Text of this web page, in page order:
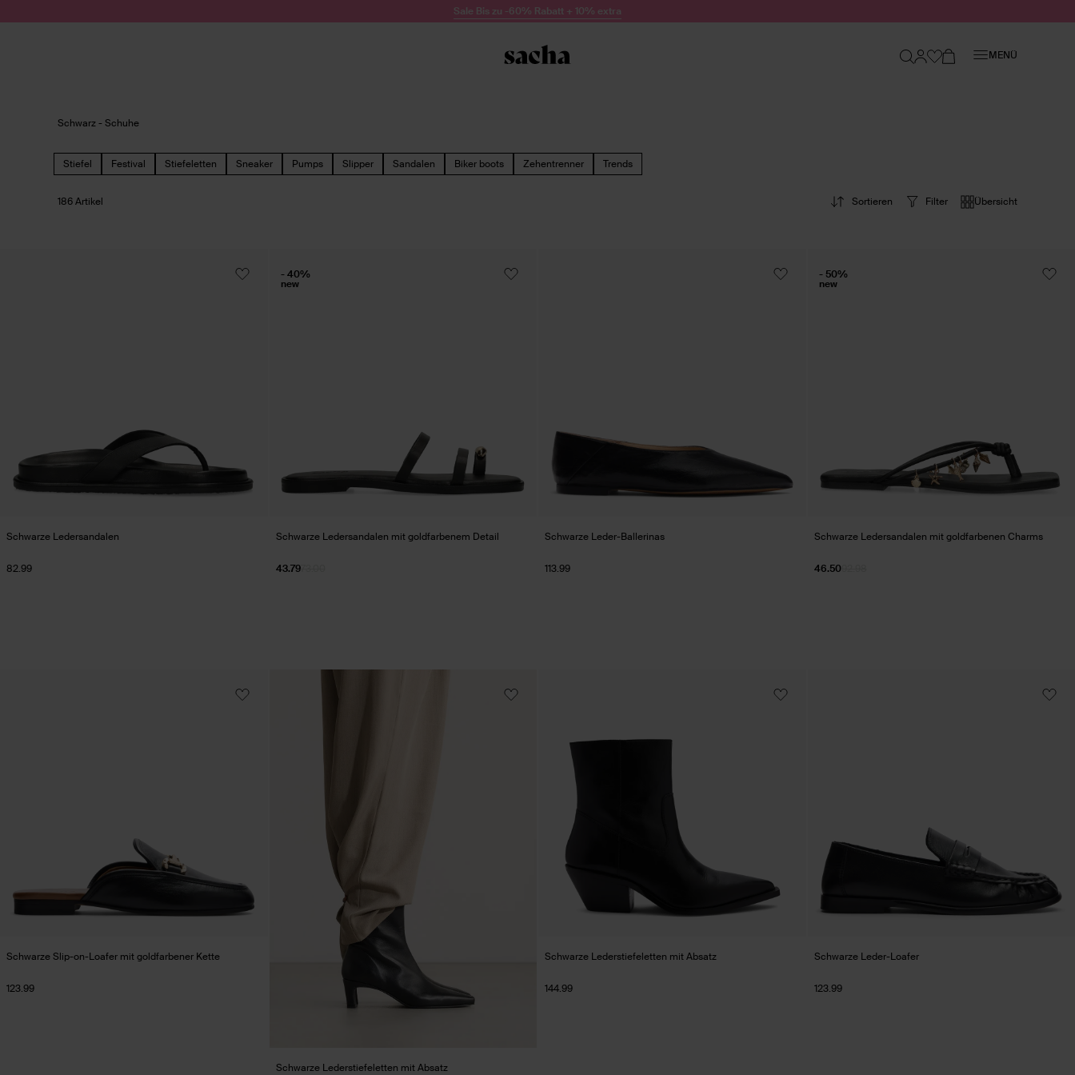
Sale Bis zu -60% Rabatt + 10% extra
MENÜ
Schwarz - Schuhe
Stiefel Festival Stiefeletten Sneaker Pumps Slipper Sandalen Biker boots Zehentrenner Trends
Filter Übersicht
186 Artikel Sortieren
Schwarze Ledersandalen
82.99
Schwarze Ledersandalen mit goldfarbenem Detail
73.00
43.79
- 40%
new
Schwarze Leder-Ballerinas
113.99
Schwarze Ledersandalen mit goldfarbenen Charms
92.98
46.50
- 50%
new
Schwarze Slip-on-Loafer mit goldfarbener Kette
123.99
Schwarze Lederstiefeletten mit Absatz
Schwarze Lederstiefeletten mit Absatz
144.99
Schwarze Leder-Loafer
123.99